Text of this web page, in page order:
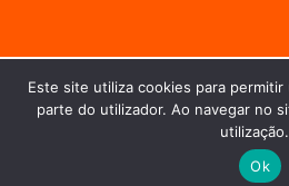
Este site utiliza cookies para
parte do utilizador. Ao navegar no
utilização.
Ok